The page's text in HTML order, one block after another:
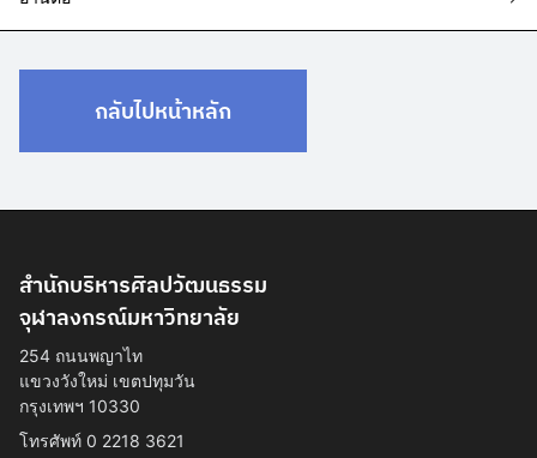
กลับไปหน้าหลัก
สำนักบริหารศิลปวัฒนธรรม
จุฬาลงกรณ์มหาวิทยาลัย
254 ถนนพญาไท
แขวงวังใหม่ เขตปทุมวัน
กรุงเทพฯ 10330
โทรศัพท์ 0 2218 3621